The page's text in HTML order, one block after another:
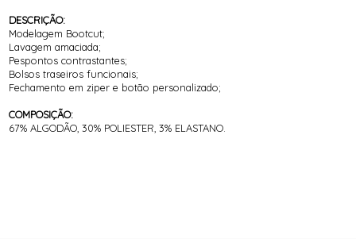
DESCRIÇÃO:
Modelagem Bootcut;
Lavagem amaciada;
Pespontos contrastantes;
Bolsos traseiros funcionais;
Fechamento em ziper e botão personalizado;
COMPOSIÇÃO:
67% ALGODÃO, 30% POLIESTER, 3% ELASTANO.